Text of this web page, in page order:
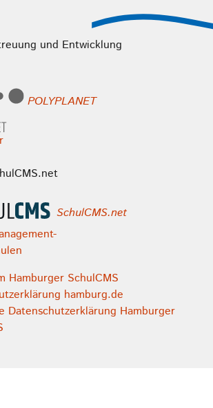
und Entwicklung
POLYPLANET
SchulCMS.net
Hamburger SchulCMS
hamburg.de
Datenschutzerklärung Hamburger